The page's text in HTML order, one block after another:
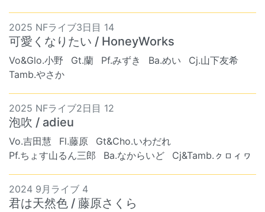
2025 NFライブ3日目 14
可愛くなりたい / HoneyWorks
Vo&Glo.小野 Gt.蘭 Pf.みずき Ba.めい
Cj.山下友希
Tamb.やさか
2025 NFライブ2日目 12
泡吹 / adieu
Vo.吉田慧 Fl.藤原
Gt&Cho.いわだれ
Pf.ちょす山るん三郎
Ba.なからいど Cj&Tamb.ㇰㇿィヮ
2024 9月ライブ 4
君は天然色 / 藤原さくら